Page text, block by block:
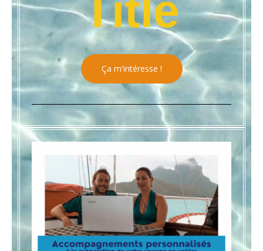
Title
Ça m'intéresse !